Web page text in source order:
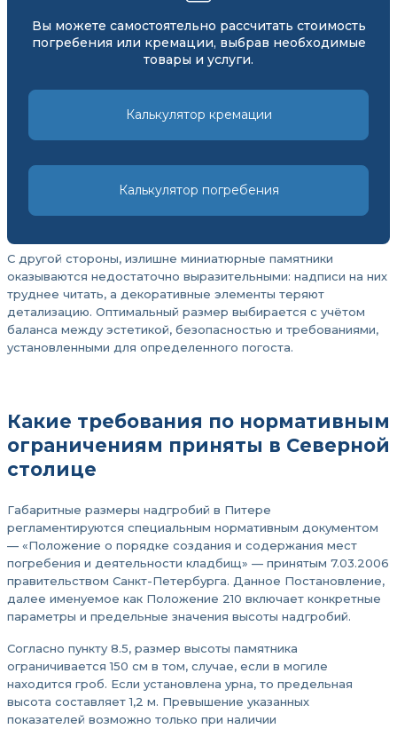
Вы можете самостоятельно рассчитать стоимость
погребения или кремации, выбрав необходимые
товары и услуги.
Калькулятор кремации
Калькулятор погребения
С другой стороны, излишне миниатюрные памятники
оказываются недостаточно выразительными: надписи на них
труднее читать, а декоративные элементы теряют
детализацию. Оптимальный размер выбирается с учётом
баланса между эстетикой, безопасностью и требованиями,
установленными для определенного погоста.
Какие требования по нормативным
ограничениям приняты в Северной
столице
Габаритные размеры надгробий в Питере
регламентируются специальным нормативным документом
— «Положение о порядке создания и содержания мест
погребения и деятельности кладбищ» — принятым 7.03.2006
правительством Санкт-Петербурга. Данное Постановление,
далее именуемое как Положение 210 включает конкретные
параметры и предельные значения высоты надгробий.
Согласно пункту 8.5, размер высоты памятника
ограничивается 150 см в том, случае, если в могиле
находится гроб. Если установлена урна, то предельная
высота составляет 1,2 м. Превышение указанных
показателей возможно только при наличии